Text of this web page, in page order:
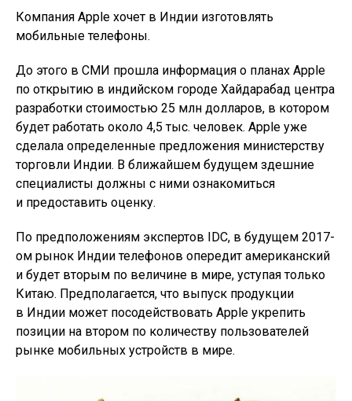
Компания Apple хочет в Индии изготовлять
мобильные телефоны.
До этого в СМИ прошла информация о планах Apple
по открытию в индийском городе Хайдарабад центра
разработки стоимостью 25 млн долларов, в котором
будет работать около 4,5 тыс. человек. Apple уже
сделала определенные предложения министерству
торговли Индии. В ближайшем будущем здешние
специалисты должны с ними ознакомиться
и предоставить оценку.
По предположениям экспертов IDC, в будущем 2017-
ом рынок Индии телефонов опередит американский
и будет вторым по величине в мире, уступая только
Китаю. Предполагается, что выпуск продукции
в Индии может посодействовать Apple укрепить
позиции на втором по количеству пользователей
рынке мобильных устройств в мире.